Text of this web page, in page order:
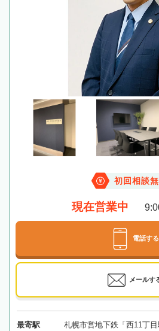
初回相談
現在営業中
電話する
メールす
最寄駅 札幌市営地下鉄「西11丁